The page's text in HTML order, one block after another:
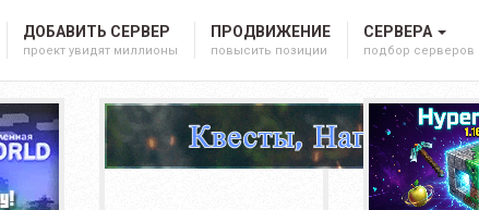
ДОБАВИТЬ СЕРВЕР
проект увидят миллионы
ПРОДВИЖЕНИЕ
повысить позиции
СЕРВЕРА
подбор серверов